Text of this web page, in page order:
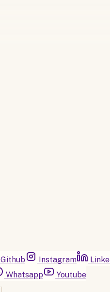
Github Instagram
Whatsapp Youtube